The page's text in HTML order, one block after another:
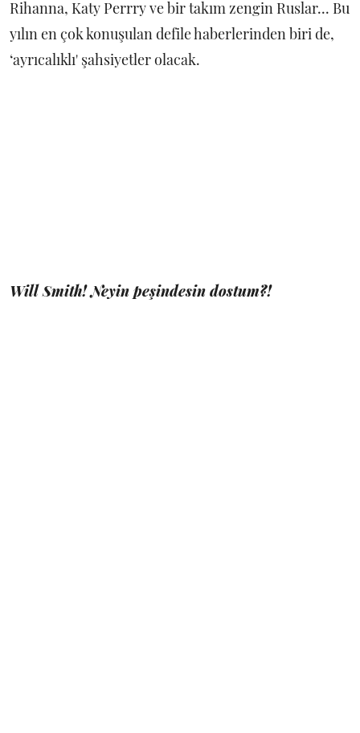
Rihanna, Katy Perrry ve bir takım zengin Ruslar... Bu
yılın en çok konuşulan defile haberlerinden biri de,
‘ayrıcalıklı' şahsiyetler olacak.
Will Smith! Neyin peşindesin dostum?!